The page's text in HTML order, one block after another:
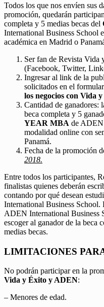
Todos los que nos envíen sus
promoción, quedarán
completa y 5 medias becas del
International Business School
académica en Madrid o
Ser fan de Revista Vida
(Facebook, Twitter,
Ingresar al link de la
solicitados en el
los negocios con Vida
Cantidad de ganadores:
beca completa y 5
YEAR MBA de ADEN
modalidad online con
Panamá.
Fecha de la promoción
2018.
Entre todos los participantes,
finalistas quienes deberán
contando por qué desean
International Business School.
ADEN International Business
escoger al ganador de la beca
medias becas.
LIMITACIONES
No podrán participar en la
Vida y Éxito y ADEN:
– Menores de edad.